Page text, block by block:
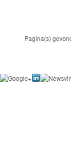
Pagina(s)